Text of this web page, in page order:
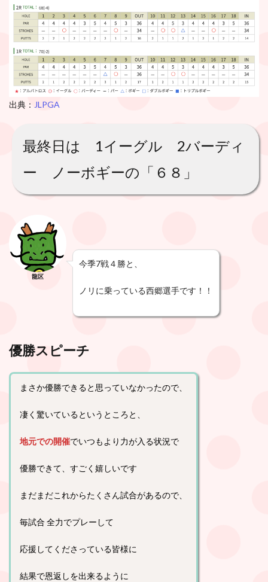
出典： JLPGA
最終日は 1イーグル 2バーディ
ー ノーボギーの「６８」
龍区
今季7戦４勝と、
ノリに乗っている西郷選手です！！
優勝スピーチ
まさか優勝できると思っていなかったので、
凄く驚いているというところと、
地元での開催でいつもより力が入る状況で
優勝できて、すごく嬉しいです
まだまだこれからたくさん試合があるので、
毎試合 全力でプレーして
応援してくださっている皆様に
結果で恩返しを出来るように